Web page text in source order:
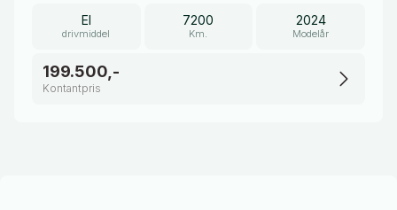
El
drivmiddel
7200
Km.
2024
Modelår
199.500,-
Kontantpris